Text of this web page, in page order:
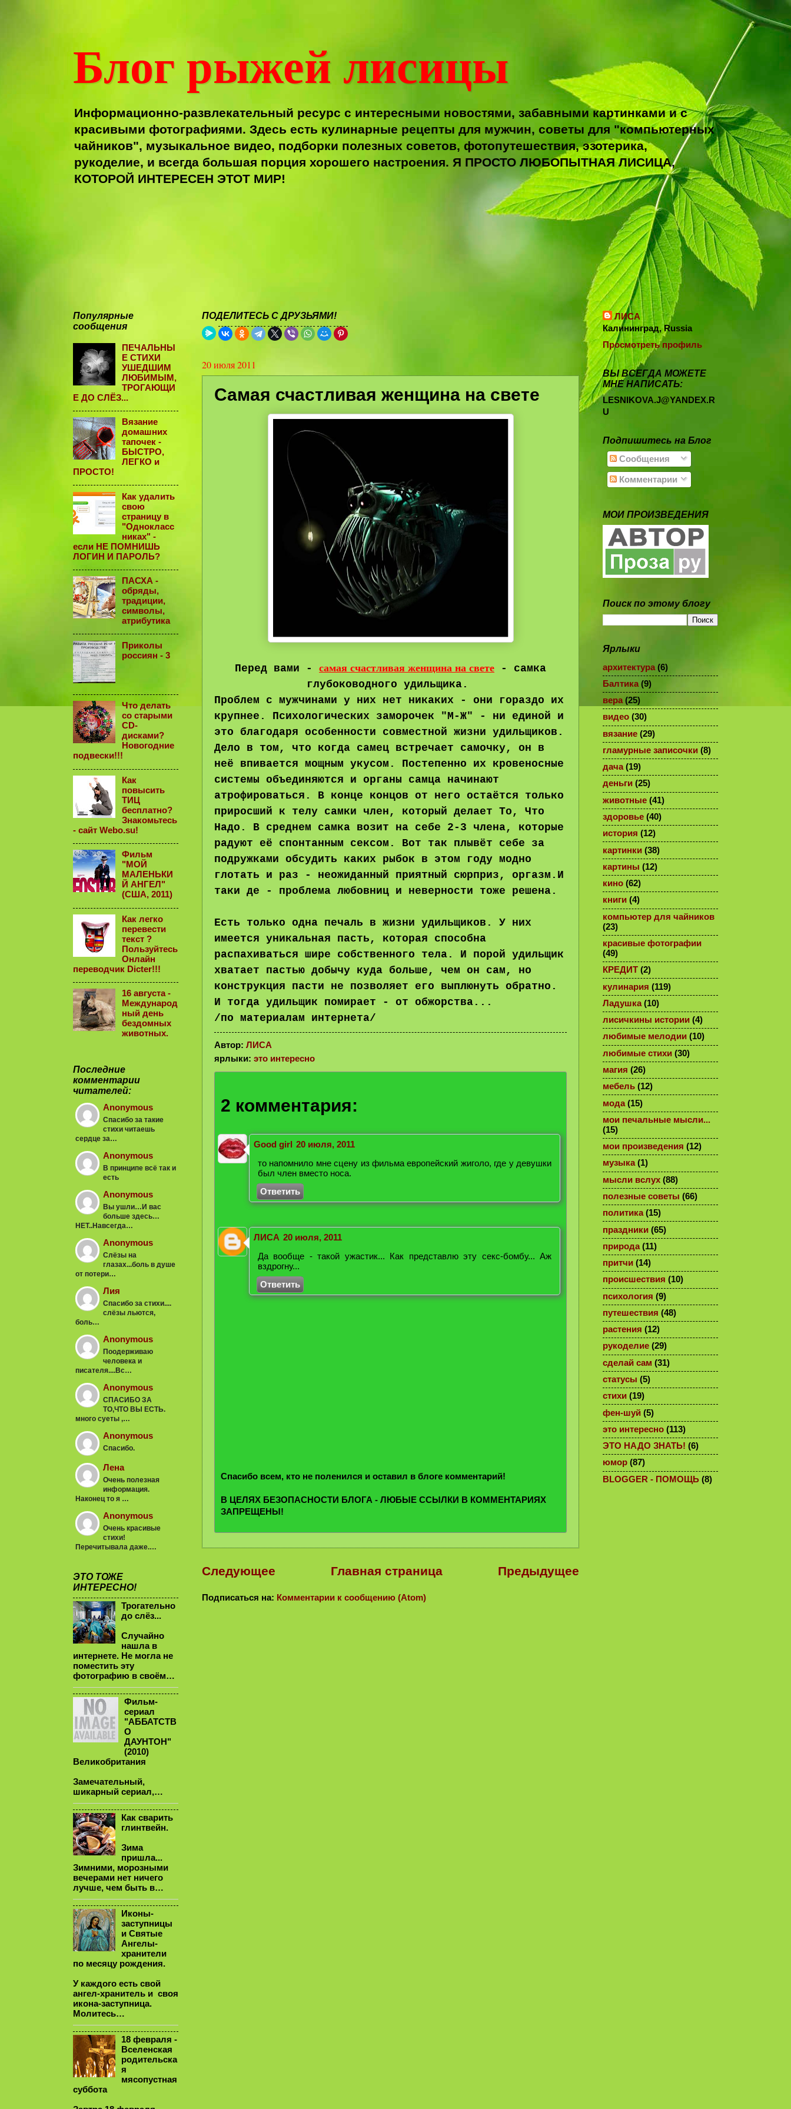
Блог рыжей лисицы
Информационно-развлекательный ресурс с интересными новостями, забавными картинками и с
красивыми фотографиями. Здесь есть кулинарные рецепты для мужчин, советы для "компьютерных
чайников", музыкальное видео, подборки полезных советов, фотопутешествия, эзотерика,
рукоделие, и всегда большая порция хорошего настроения. Я ПРОСТО ЛЮБОПЫТНАЯ ЛИСИЦА,
КОТОРОЙ ИНТЕРЕСЕН ЭТОТ МИР!
ПОДЕЛИТЕСЬ С ДРУЗЬЯМИ!
20 июля 2011
Самая счастливая женщина на свете
Перед вами - самая счастливая женщина на свете - самка
глубоководного удильщика.
Проблем с мужчинами у них нет никаких - они гораздо их
крупнее. Психологических заморочек "М-Ж" - ни единой и
это благодаря особенности совместной жизни удильщиков.
Дело в том, что когда самец встречает самочку, он в
неё впивается мощным укусом. Постепенно их кровеносные
системы объединяются и органы самца начинают
атрофироваться. В конце концов от него остаётся только
приросший к телу самки член, который делает То, Что
Надо. В среднем самка возит на себе 2-3 члена, которые
радуют её спонтанным сексом. Вот так плывёт себе за
подружками обсудить каких рыбок в этом году модно
глотать и раз - неожиданный приятный сюрприз, оргазм.И
таки де - проблема любовниц и неверности тоже решена.
Есть только одна печаль в жизни удильщиков. У них
имеется уникальная пасть, которая способна
распахиваться шире собственного тела. И порой удильщик
хватает пастью добычу куда больше, чем он сам, но
конструкция пасти не позволяет его выплюнуть обратно.
И тогда удильщик помирает - от обжорства...
/по материалам интернета/
Автор: ЛИСА
ярлыки: это интересно
2 комментария:
Good girl 20 июля, 2011
то напомнило мне сцену из фильма европейский жиголо, где у девушки
был член вместо носа.
Ответить
ЛИСА 20 июля, 2011
Да вообще - такой ужастик... Как представлю эту секс-бомбу... Аж
вздрогну...
Ответить
Спасибо всем, кто не поленился и оставил в блоге комментарий!
В ЦЕЛЯХ БЕЗОПАСНОСТИ БЛОГА - ЛЮБЫЕ ССЫЛКИ В КОММЕНТАРИЯХ
ЗАПРЕЩЕНЫ!
Следующее Предыдущее
Главная страница
Подписаться на: Комментарии к сообщению (Atom)
Популярные
сообщения
ПЕЧАЛЬНЫ
Е СТИХИ
УШЕДШИМ
ЛЮБИМЫМ,
ТРОГАЮЩИ
Е ДО СЛЁЗ...
Вязание
домашних
тапочек -
БЫСТРО,
ЛЕГКО и
ПРОСТО!
Как удалить
свою
страницу в
"Однокласс
никах" -
если НЕ ПОМНИШЬ
ЛОГИН И ПАРОЛЬ?
ПАСХА -
обряды,
традиции,
символы,
атрибутика
Приколы
россиян - 3
Что делать
со старыми
CD-
дисками?
Новогодние
подвески!!!
Как
повысить
ТИЦ
бесплатно?
Знакомьтесь
- сайт Webo.su!
Фильм
"МОЙ
МАЛЕНЬКИ
Й АНГЕЛ"
(США, 2011)
Как легко
перевести
текст ?
Пользуйтесь
Онлайн
переводчик Dicter!!!
16 августа -
Международ
ный день
бездомных
животных.
Последние
комментарии
читателей:
Anonymous
Спасибо за такие
стихи читаешь
сердце за…
Anonymous
В принципе всё так и
есть
Anonymous
Вы ушли…И вас
больше здесь…
НЕТ..Навсегда…
Anonymous
Слёзы на
глазах...боль в душе
от потери…
Лия
Спасибо за стихи....
слёзы льются,
боль…
Anonymous
Поодерживаю
человека и
писателя....Вс…
Anonymous
СПАСИБО ЗА
ТО,ЧТО ВЫ ЕСТЬ.
много суеты ,…
Anonymous
Спасибо.
Лена
Очень полезная
информация.
Наконец то я …
Anonymous
Очень красивые
стихи!
Перечитывала даже.…
ЭТО ТОЖЕ
ИНТЕРЕСНО!
Трогательно
до слёз...
Случайно
нашла в
интернете. Не могла не
поместить эту
фотографию в своём…
Фильм-
сериал
"АББАТСТВ
О
ДАУНТОН"
(2010)
Великобритания
Замечательный,
шикарный сериал,…
Как сварить
глинтвейн.
Зима
пришла...
Зимними, морозными
вечерами нет ничего
лучше, чем быть в…
Иконы-
заступницы
и Святые
Ангелы-
хранители
по месяцу рождения.
У каждого есть свой
ангел-хранитель и своя
икона-заступница.
Молитесь…
18 февраля -
Вселенская
родительска
я
мясопустная
суббота
ЛИСА
Калининград, Russia
Просмотреть профиль
ВЫ ВСЕГДА МОЖЕТЕ
МНЕ НАПИСАТЬ:
LESNIKOVA.J@YANDEX.R
U
Подпишитесь на Блог
Сообщения
Комментарии
МОИ ПРОИЗВЕДЕНИЯ
Поиск по этому блогу
Ярлыки
архитектура (6)
Балтика (9)
вера (25)
видео (30)
вязание (29)
гламурные записочки (8)
дача (19)
деньги (25)
животные (41)
здоровье (40)
история (12)
картинки (38)
картины (12)
кино (62)
книги (4)
компьютер для чайников
(23)
красивые фотографии
(49)
КРЕДИТ (2)
кулинария (119)
Ладушка (10)
лисичкины истории (4)
любимые мелодии (10)
любимые стихи (30)
магия (26)
мебель (12)
мода (15)
мои печальные мысли...
(15)
мои произведения (12)
музыка (1)
мысли вслух (88)
полезные советы (66)
политика (15)
праздники (65)
природа (11)
притчи (14)
происшествия (10)
психология (9)
путешествия (48)
растения (12)
рукоделие (29)
сделай сам (31)
статусы (5)
стихи (19)
фен-шуй (5)
это интересно (113)
ЭТО НАДО ЗНАТЬ! (6)
юмор (87)
BLOGGER - ПОМОЩЬ (8)